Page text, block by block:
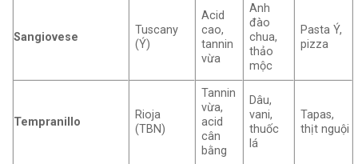
Sangiovese
Tuscany
(Ý)
Acid
cao,
tannin
vừa
Anh
đào
chua,
thảo
mộc
Pasta Ý,
pizza
Tempranillo
Rioja
(TBN)
Tannin
vừa,
acid
cân
bằng
Dâu,
vani,
thuốc
lá
Tapas,
thịt nguội